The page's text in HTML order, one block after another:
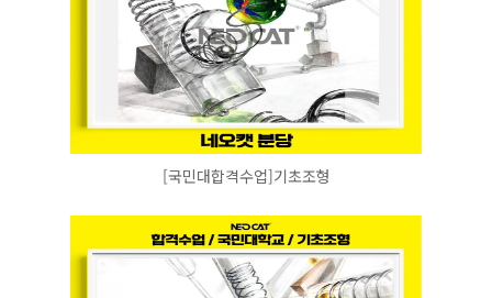
[국민대합격수업]기초조형